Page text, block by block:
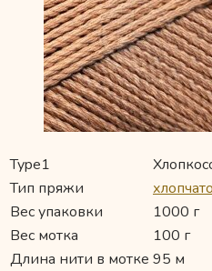
Type1
Тип пряжи
Вес упаковки
1000 г
Вес мотка
100 г
Длина нити в мотке 95 м